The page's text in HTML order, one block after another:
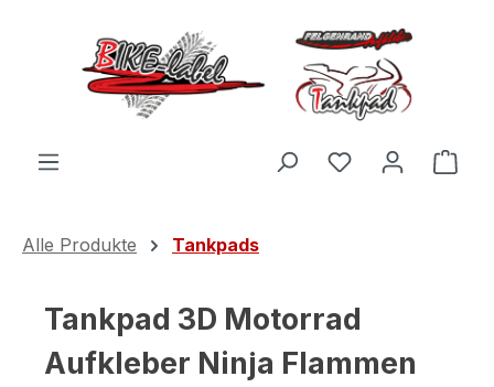
Zum Hauptinhalt springen
Du hast 0
Alle Produkte Tankpads
Tankpad 3D Motorrad
Aufkleber Ninja Flammen